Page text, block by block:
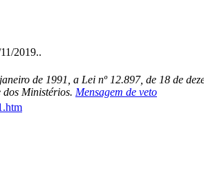
2019..
de 1991, a Lei nº 12.897, de 18 de
dos Ministérios. Mensagem de veto